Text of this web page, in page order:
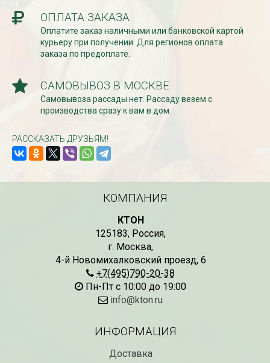
ОПЛАТА ЗАКАЗА
Оплатите заказ наличными или банковской картой
курьеру при получении. Для регионов оплата
заказа по предоплате.
САМОВЫВОЗ В МОСКВЕ
Самовывоза рассады нет. Рассаду везем с
производства сразу к вам в дом.
РАССКАЗАТЬ ДРУЗЬЯМ!
КОМПАНИЯ
КТОН
125183, Россия,
г. Москва,
4-й Новомихалковский проезд, 6
+7(495)790-20-38
Пн-Пт с 10:00 до 19:00
info@kton.ru
ИНФОРМАЦИЯ
Доставка